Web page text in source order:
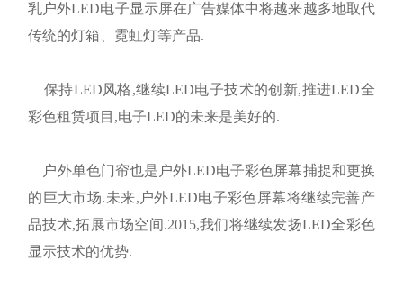
乳户外LED电子显示屏在广告媒体中将越来越多地取代
传统的灯箱、霓虹灯等产品.
保持LED风格,继续LED电子技术的创新,推进LED全
彩色租赁项目,电子LED的未来是美好的.
户外单色门帘也是户外LED电子彩色屏幕捕捉和更换
的巨大市场.未来,户外LED电子彩色屏幕将继续完善产
品技术,拓展市场空间.2015,我们将继续发扬LED全彩色
显示技术的优势.